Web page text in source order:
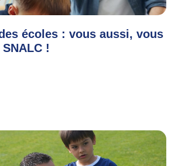
écoles : vous aussi, vous
!